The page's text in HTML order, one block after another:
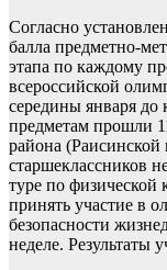
Согласно
балла предметно-
этапа по каждому
всероссийской
середины января до
предметам прошли
района
старшеклассников
туре по физической
принять участие в
безопасности
неделе. Результаты